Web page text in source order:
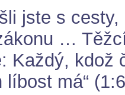
jste s
…
Každý, kdož
líbost má“